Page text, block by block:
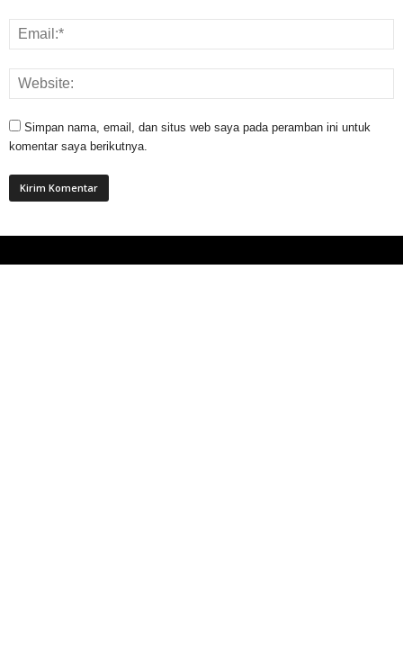
Simpan nama, email, dan situs web saya pada peramban ini untuk
komentar saya berikutnya.